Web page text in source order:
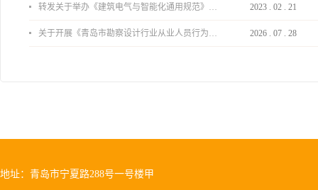
转发关于举办《建筑电气与智能化通用规范》 GB55024-2022公益宣贯的通知 2023 . 02 . 21
关于开展《青岛市勘察设计行业从业人员行为导则》、《青岛市住宅工程设计审查品质提升指引（2026版）》宣贯活动的通知 2026 . 07 . 28
地址：青岛市宁夏路288号一号楼甲